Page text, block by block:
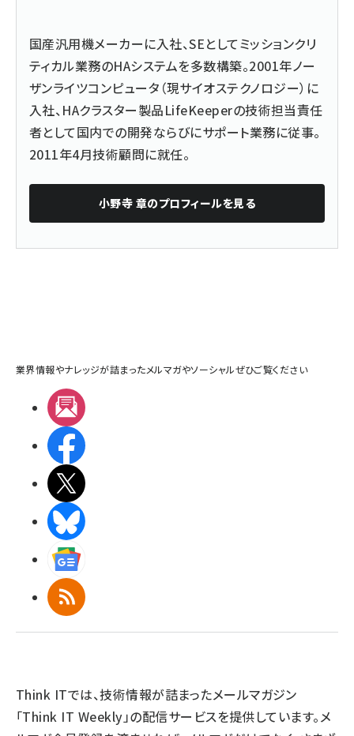
国産汎用機メーカーに入社、SEとしてミッションクリ
ティカル業務のHAシステムを多数構築。2001年ノー
ザンライツコンピュータ（現サイオステクノロジー）に
入社、HAクラスター製品LifeKeeperの技術担当責任
者として国内での開発ならびにサポート業務に従事。
2011年4月技術顧問に就任。
小野寺 章のプロフィールを見る
業界情報やナレッジが詰まったメルマガやソーシャルぜひご覧ください
RSS
Think ITでは、技術情報が詰まったメールマガジン
「Think IT Weekly」の配信サービスを提供しています。メ